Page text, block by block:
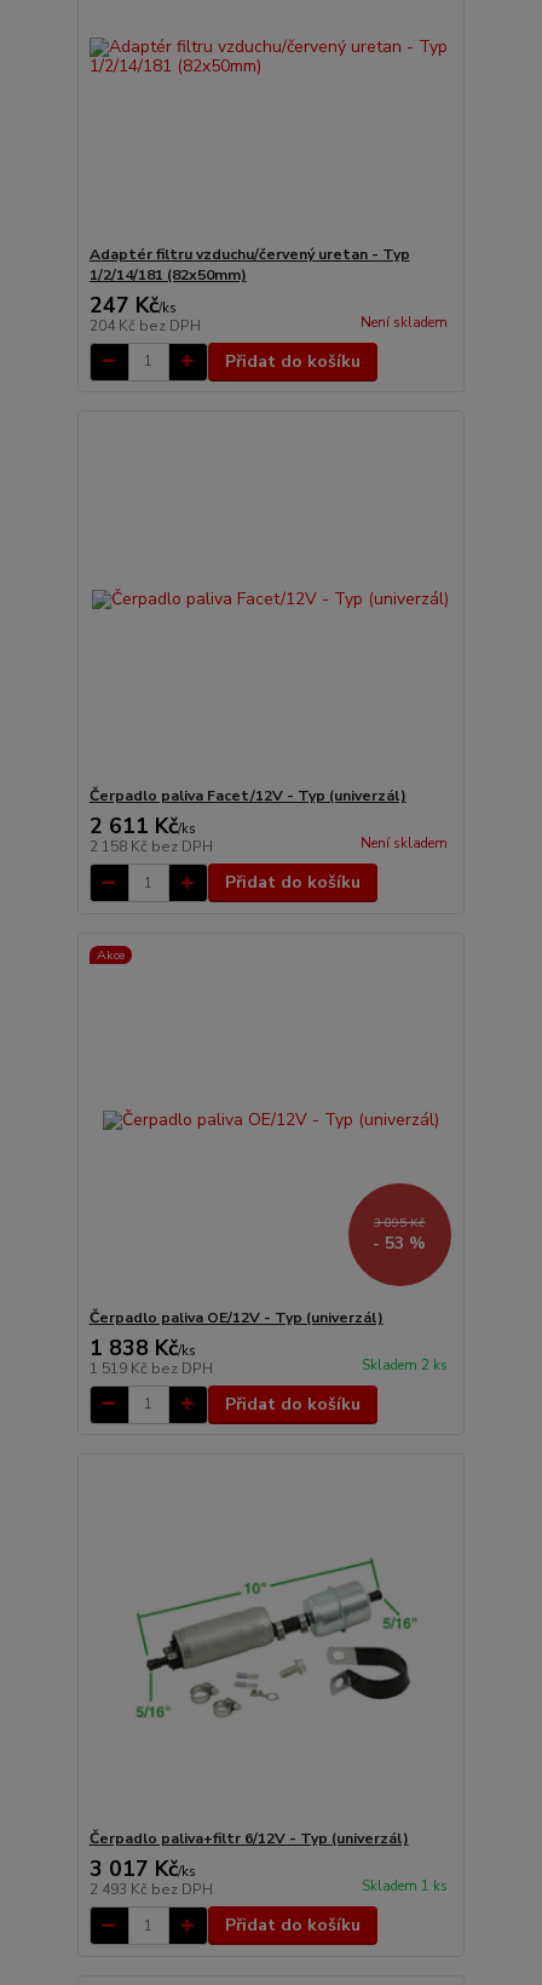
Adaptér filtru vzduchu/červený uretan - Typ
1/2/14/181 (82x50mm)
247 Kč/ks
204 Kč bez DPH Není skladem
Přidat do košíku
Čerpadlo paliva Facet/12V - Typ (univerzál)
2 611 Kč/ks
2 158 Kč bez DPH Není skladem
Přidat do košíku
Akce
3 895 Kč
- 53 %
Čerpadlo paliva OE/12V - Typ (univerzál)
1 838 Kč/ks
1 519 Kč bez DPH Skladem 2 ks
Přidat do košíku
Čerpadlo paliva+filtr 6/12V - Typ (univerzál)
3 017 Kč/ks
2 493 Kč bez DPH Skladem 1 ks
Přidat do košíku